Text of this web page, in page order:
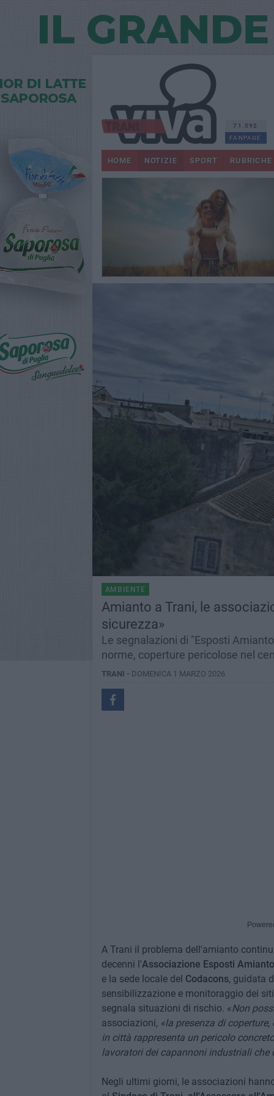
71.592
FANPAGE
HOME NOTIZIE SPORT RUBRICHE
AMBIENTE
Amianto a Trani, le
sicurezza»
Le segnalazioni di "Esposti
norme, coperture pericolose nel
TRANI - DOMENICA 1 MARZO 2026
A Trani il problema dell'amianto
decenni l'Associazione Esposti
e la sede locale del Codacons, guidata
sensibilizzazione e monitoraggio dei
segnala situazioni di rischio. «Non
associazioni, «la presenza di
in città rappresenta un pericolo
lavoratori dei capannoni industriali
Negli ultimi giorni, le associazioni